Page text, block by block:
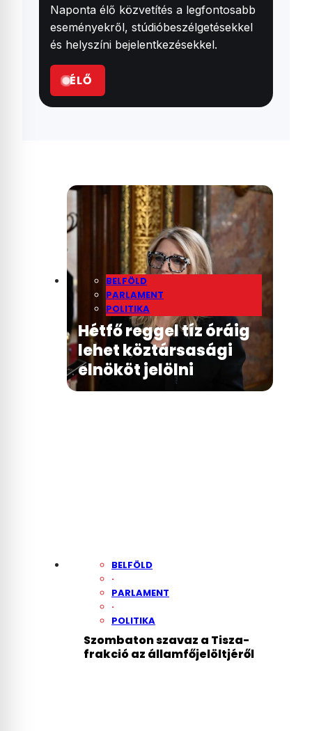
Naponta élő közvetítés a legfontosabb
eseményekről, stúdióbeszélgetésekkel
és helyszíni bejelentkezésekkel.
ÉLŐ
BELFÖLD
PARLAMENT
POLITIKA
Hétfő reggel tíz óráig
lehet köztársasági
elnököt jelölni
BELFÖLD
·
PARLAMENT
·
POLITIKA
Szombaton szavaz a Tisza-
frakció az államfőjelöltjéről